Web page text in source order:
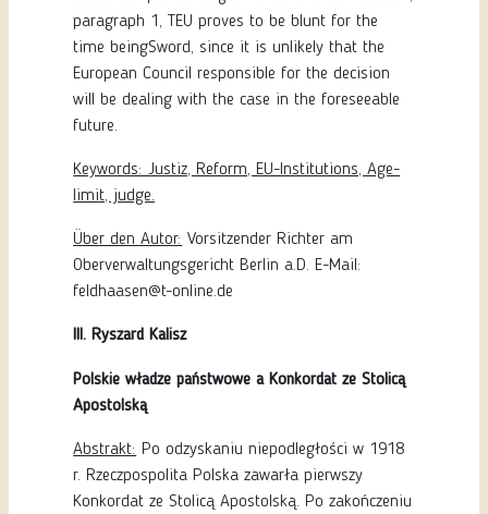
paragraph 1, TEU proves to be blunt for the
time beingSword, since it is unlikely that the
European Council responsible for the decision
will be dealing with the case in the foreseeable
future.
Keywords: Justiz, Reform, EU-Institutions, Age-
limit, judge.
Über den Autor: Vorsitzender Richter am
Oberverwaltungsgericht Berlin a.D. E-Mail:
feldhaasen@t-online.de
III. Ryszard Kalisz
Polskie władze państwowe a Konkordat ze Stolicą
Apostolską
Abstrakt: Po odzyskaniu niepodległości w 1918
r. Rzeczpospolita Polska zawarła pierwszy
Konkordat ze Stolicą Apostolską. Po zakończeniu